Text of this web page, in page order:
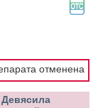
отменена
Девясила